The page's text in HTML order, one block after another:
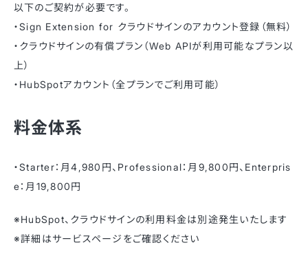
以下のご契約が必要です。
・Sign Extension for クラウドサインのアカウント登録（無料）
・クラウドサインの有償プラン（Web APIが利用可能なプラン以
上）
・HubSpotアカウント（全プランでご利用可能）
料金体系
・Starter：月4,980円、Professional：月9,800円、Enterpris
e：月19,800円
※HubSpot、クラウドサインの利用料金は別途発生いたします
※詳細はサービスページをご確認ください